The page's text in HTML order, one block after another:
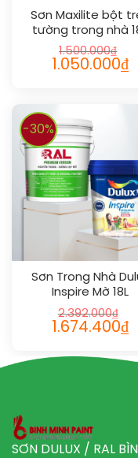
Sơn Maxilite bột
tường trong nhà
1.500.000₫
1.050.000₫
-30%
Sơn Trong Nhà
Inspire Mờ 18L
2.392.000₫
1.674.400₫
SƠN DULUX / RAL